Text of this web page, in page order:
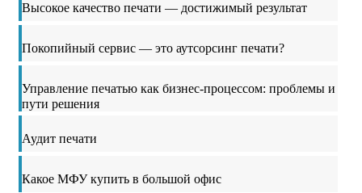
Высокое качество печати — достижимый результат
Покопийный сервис — это аутсорсинг печати?
Управление печатью как бизнес-процессом: проблемы и
пути решения
Аудит печати
Какое МФУ купить в большой офис